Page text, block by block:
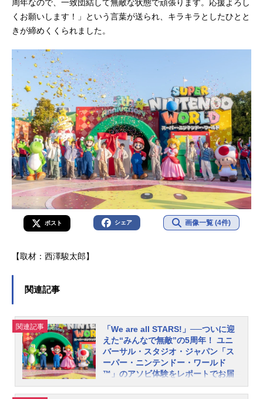
周年なので、一致団結して無敵な状態で頑張ります。応援よろし
くお願いします！」という言葉が送られ、キラキラとしたひとと
きが締めくくられました。
ポスト シェア 画像一覧 (4件)
【取材：西澤駿太郎】
関連記事
関連記事
「We are all STARS!」──ついに迎
えた“みんなで無敵”の5周年！ ユニ
バーサル・スタジオ・ジャパン「ス
ーパー・ニンテンドー・ワールド
™」のアソビ体験をレポートでお届
け！